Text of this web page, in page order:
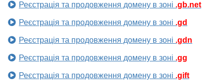
Реєстрація та продовження домену в зоні .gb.net
Реєстрація та продовження домену в зоні .gd
Реєстрація та продовження домену в зоні .gdn
Реєстрація та продовження домену в зоні .gg
Реєстрація та продовження домену в зоні .gift